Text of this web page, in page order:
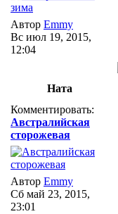
Автор Emmy
Вс июл 19, 2015,
12:04
Ната
Комментировать:
Австралийская
сторожевая
Автор Emmy
Сб май 23, 2015,
23:01